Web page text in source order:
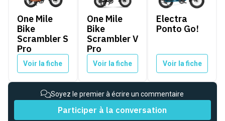
One Mile
Bike
Scrambler S
Pro
Voir la fiche
One Mile
Bike
Scrambler V
Pro
Voir la fiche
Electra
Ponto Go!
Voir la fiche
Soyez le premier à écrire un commentaire
Participer à la conversation